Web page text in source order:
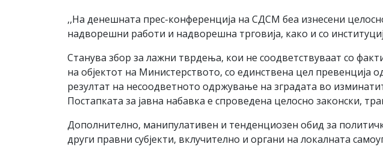
,,На денешната прес-конференција на СДСМ беа изнесени
надворешни работи и надворешна трговија, како и со
Станува збор за лажни тврдења, кои не соодветствуваат со
на објектот на Министерството, со единствена цел
резултат на несоодветното одржување на зградата во
Постапката за јавна набавка е спроведена целосно законски,
Дополнително, манипулативен и тенденциозен обид за
други правни субјекти, вклучително и органи на локалната